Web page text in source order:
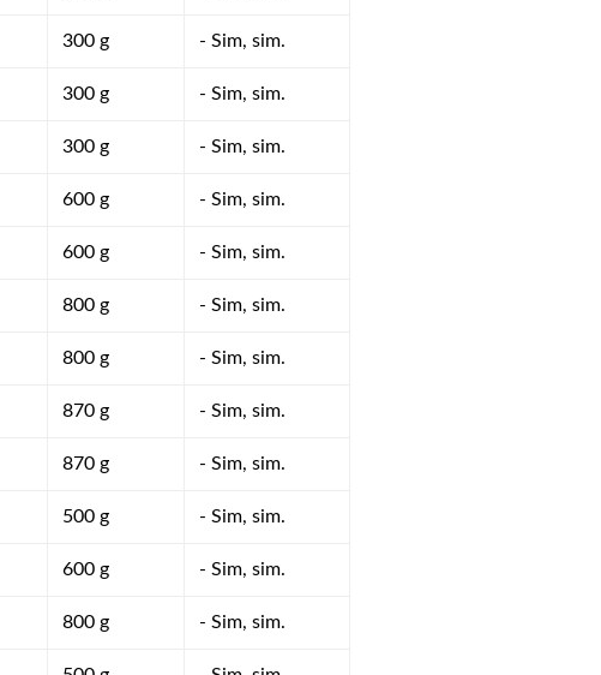
300 g - Sim, sim.
300 g - Sim, sim.
300 g - Sim, sim.
600 g - Sim, sim.
600 g - Sim, sim.
800 g - Sim, sim.
800 g - Sim, sim.
870 g - Sim, sim.
870 g - Sim, sim.
500 g - Sim, sim.
600 g - Sim, sim.
800 g - Sim, sim.